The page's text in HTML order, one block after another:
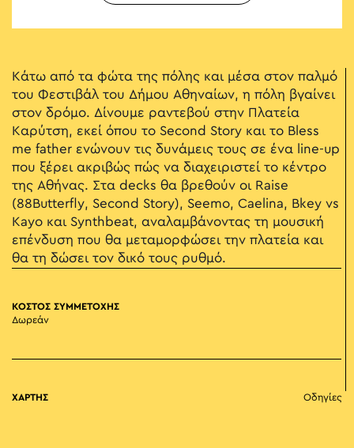
Κάτω από τα φώτα της πόλης και μέσα στον παλμό
του Φεστιβάλ του Δήμου Αθηναίων, η πόλη βγαίνει
στον δρόμο. Δίνουμε ραντεβού στην Πλατεία
Καρύτση, εκεί όπου το Second Story και το Bless
me father ενώνουν τις δυνάμεις τους σε ένα line-up
που ξέρει ακριβώς πώς να διαχειριστεί το κέντρο
της Αθήνας. Στα decks θα βρεθούν οι Raise
(88Butterfly, Second Story), Seemo, Caelina, Bkey vs
Kayo και Synthbeat, αναλαμβάνοντας τη μουσική
επένδυση που θα μεταμορφώσει την πλατεία και
θα τη δώσει τον δικό τους ρυθμό.
ΚΟΣΤΟΣ ΣΥΜΜΕΤΟΧΗΣ
Δωρεάν
ΧΑΡΤΗΣ Οδηγίες